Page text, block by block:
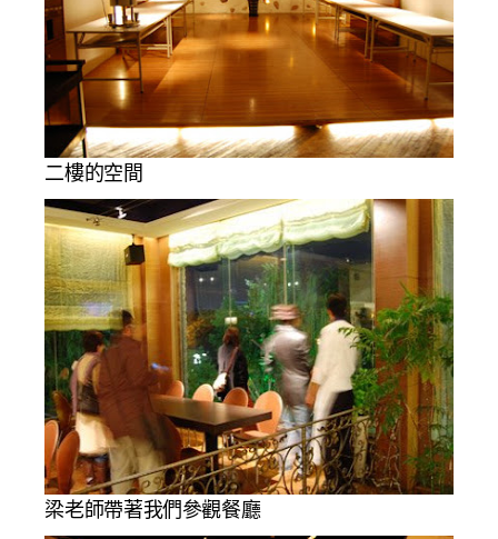
二樓的空間
梁老師帶著我們參觀餐廳